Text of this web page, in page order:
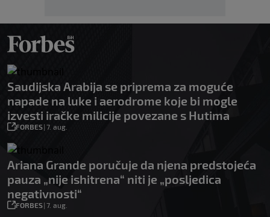
Saudijska Arabija se priprema za moguće
napade na luke i aerodrome koje bi mogle
izvesti iračke milicije povezane s Hutima
FORBES| 7. aug.
Ariana Grande poručuje da njena predstojeća
pauza „nije ishitrena“ niti je „posljedica
negativnosti“
FORBES| 7. aug.